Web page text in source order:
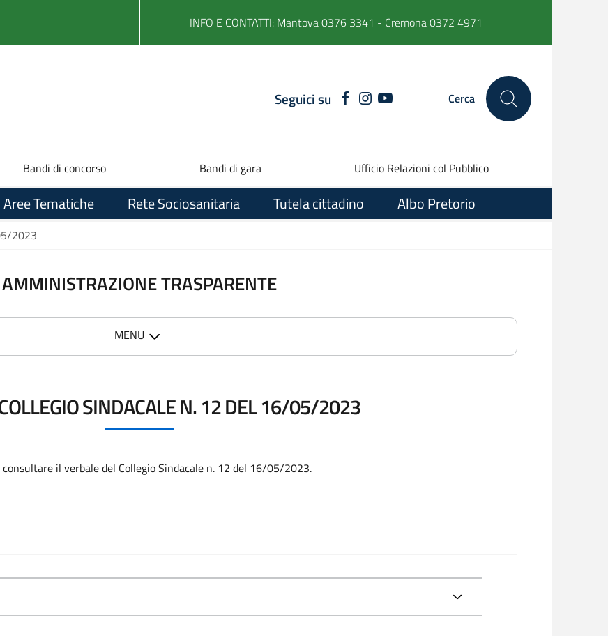
INFO E CONTATTI: Mantova 0376 3341 - Cremona 0372 4971
Seguici suFACEBOOKINSTAGRAM
YOUTUBE Cerca
Bandi di concorso Bandi di gara Ufficio Relazioni col Pubblico
Aree Tematiche Rete Sociosanitaria Tutela cittadino Albo Pretorio
2023
AMMINISTRAZIONE TRASPARENTE
MENU
SINDACALE N. 12 DEL 16/05/2023
il verbale del Collegio Sindacale n. 12 del 16/05/2023.